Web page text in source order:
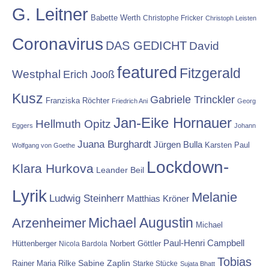
G. Leitner Babette Werth Christophe Fricker Christoph Leisten
Coronavirus DAS GEDICHT David
Westphal Erich Jooß featured Fitzgerald
Kusz Franziska Röchter Friedrich Ani Gabriele Trinckler Georg
Eggers Hellmuth Opitz Jan-Eike Hornauer Johann
Wolfgang von Goethe Juana Burghardt Jürgen Bulla Karsten Paul
Klara Hurkova Leander Beil Lockdown-
Lyrik Ludwig Steinherr Matthias Kröner Melanie
Arzenheimer Michael Augustin Michael
Hüttenberger Nicola Bardola Norbert Göttler Paul-Henri Campbell
Rainer Maria Rilke Sabine Zaplin Starke Stücke Sujata Bhatt Tobias